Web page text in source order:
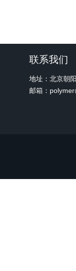
联系我们
地址：北京朝
邮箱：